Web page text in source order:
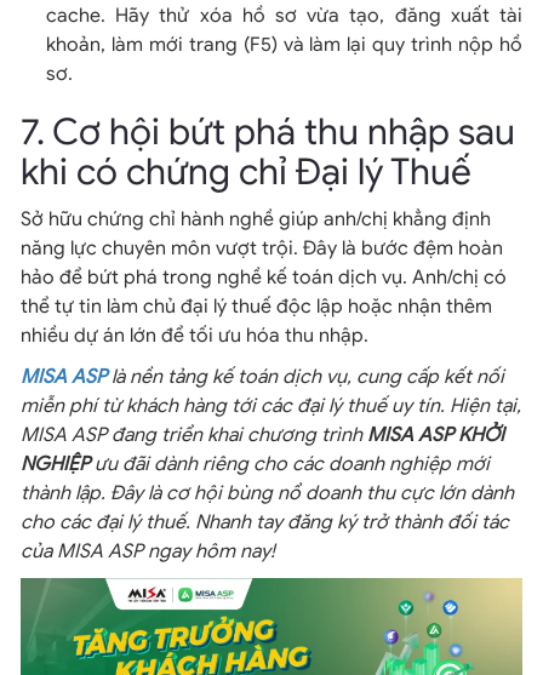
cache. Hãy thử xóa hồ sơ vừa tạo, đăng xuất tài
khoản, làm mới trang (F5) và làm lại quy trình nộp hồ
sơ.
7. Cơ hội bứt phá thu nhập sau
khi có chứng chỉ Đại lý Thuế
Sở hữu chứng chỉ hành nghề giúp anh/chị khẳng định
năng lực chuyên môn vượt trội. Đây là bước đệm hoàn
hảo để bứt phá trong nghề kế toán dịch vụ. Anh/chị có
thể tự tin làm chủ đại lý thuế độc lập hoặc nhận thêm
nhiều dự án lớn để tối ưu hóa thu nhập.
MISA ASP là nền tảng kế toán dịch vụ, cung cấp kết nối
miễn phí từ khách hàng tới các đại lý thuế uy tín. Hiện tại,
MISA ASP đang triển khai chương trình MISA ASP KHỞI
NGHIỆPưu đãi dành riêng cho các doanh nghiệp mới
thành lập. Đây là cơ hội bùng nổ doanh thu cực lớn dành
cho các đại lý thuế. Nhanh tay đăng ký trở thành đối tác
của MISA ASP ngay hôm nay!